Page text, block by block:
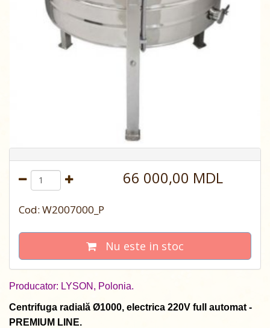
66 000,00 MDL
Cod: W2007000_P
Nu este in stoc
Producator: LYSON, Polonia.
Centrifuga radială Ø1000, electrica 220V full аutomat -
PREMIUM LINE.